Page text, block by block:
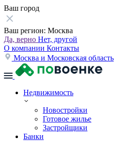
Ваш город
Ваш регион: Москва
Да, верно Нет, другой
О компании Контакты
Москва и Московская область
Недвижимость
Новостройки
Готовое жилье
Застройщики
Банки